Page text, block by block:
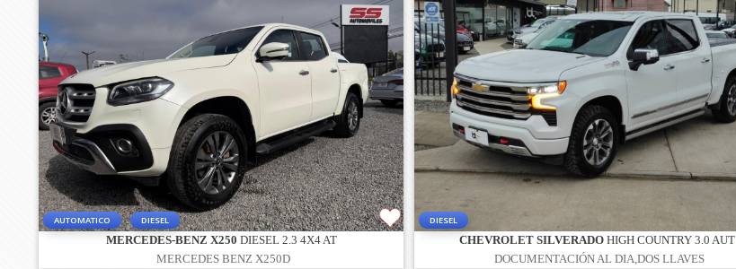
AUTOMATICO DIESEL
MERCEDES-BENZ X250 DIESEL 2.3 4X4 AT
MERCEDES BENZ X250D
DIESEL
CHEVROLET SILVERADO HIGH COUNTRY 3.0 AUT
DOCUMENTACIÓN AL DIA,DOS LLAVES